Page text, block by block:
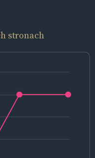
stronach